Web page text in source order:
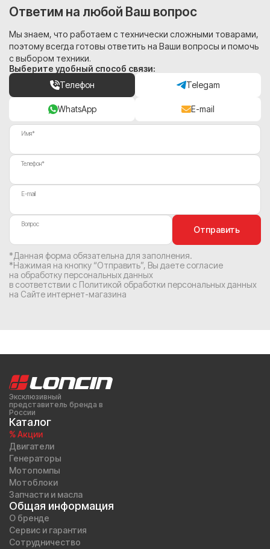
Ответим на любой Ваш вопрос
Мы знаем, что работаем с технически сложными товарами,
поэтому всегда готовы ответить на Ваши вопросы и помочь
с выбором техники.
Выберите удобный способ связи:
Телефон
Telegam
WhatsApp E-mail
Имя*
Телефон*
E-mail
Вопрос
Отправить
*Данная форма обязательна для заполнения.
*Нажимая на кнопку “Отправить”, Вы даете согласие
на обработку персональных данных
в соответствии с Политикой обработки персональных данных
на Сайте интернет-магазина
Эксклюзивный
представитель бренда в
России
Каталог
% Акции
Двигатели
Генераторы
Мотопомпы
Мотоблоки
Запчасти и масла
Общая информация
О бренде
Сервис и гарантия
Сотрудничество